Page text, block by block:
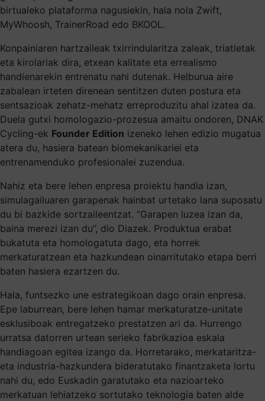
birtualeko plataforma nagusiekin, hala nola Zwift,
MyWhoosh, TrainerRoad edo BKOOL.
Konpainiaren hartzaileak txirrindularitza zaleak, triatletak
eta kirolariak dira, etxean kalitate eta errealismo
handienarekin entrenatu nahi dutenak. Helburua aire
zabalean irteten direnean sentitzen duten postura eta
sentsazioak zehatz-mehatz erreproduzitu ahal izatea da.
Duela gutxi homologazio-prozesua amaitu ondoren, DNAK
Cycling-ek Founder Edition izeneko lehen edizio mugatua
atera du, hasiera batean biomekanikariei eta
entrenamenduko profesionalei zuzendua.
Nahiz eta bere lehen enpresa proiektu handia izan,
simulagailuaren garapenak hainbat urtetako lana suposatu
du bi bazkide sortzaileentzat. “Garapen luzea izan da,
baina merezi izan du”, dio Diazek. Produktua erabat
bukatuta eta homologatuta dago, eta horrek
merkaturatzean eta hazkundean oinarritutako etapa berri
baten hasiera ezartzen du.
Hala, funtsezko une estrategikoan dago orain enpresa.
Epe laburrean, bere lehen hamar merkaturatze-unitate
esklusiboak entregatzeko prestatzen ari da. Hurrengo
urratsa datorren urtean serieko fabrikazioa eskala
handiagoan egitea izango da. Horretarako, merkataritza-
eta industria-hazkundera bideratutako finantzaketa lortu
nahi du, edo Euskadin garatutako eta nazioarteko
merkatuan lehiatzeko sortutako teknologia baten alde